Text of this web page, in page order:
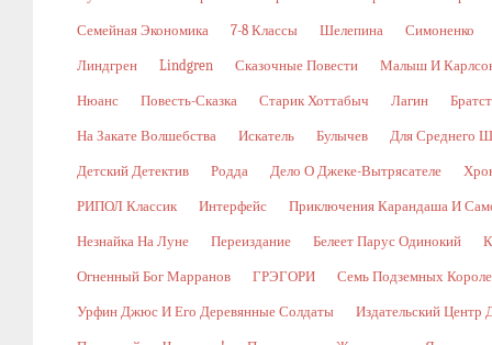
Семейная Экономика 7-8 Классы Шелепина Симоненко
Линдгрен Lindgren Сказочные Повести Малыш И
Нюанс Повесть-Сказка Старик Хоттабыч Лагин
На Закате Волшебства Искатель Булычев Для Среднего
Детский Детектив Родда Дело О Джеке-Вытрясателе
РИПОЛ Классик Интерфейс Приключения Карандаша И
Незнайка На Луне Переиздание Белеет Парус Одинокий
Огненный Бог Марранов ГРЭГОРИ Семь Подземных
Урфин Джюс И Его Деревянные Солдаты Издательский Центр